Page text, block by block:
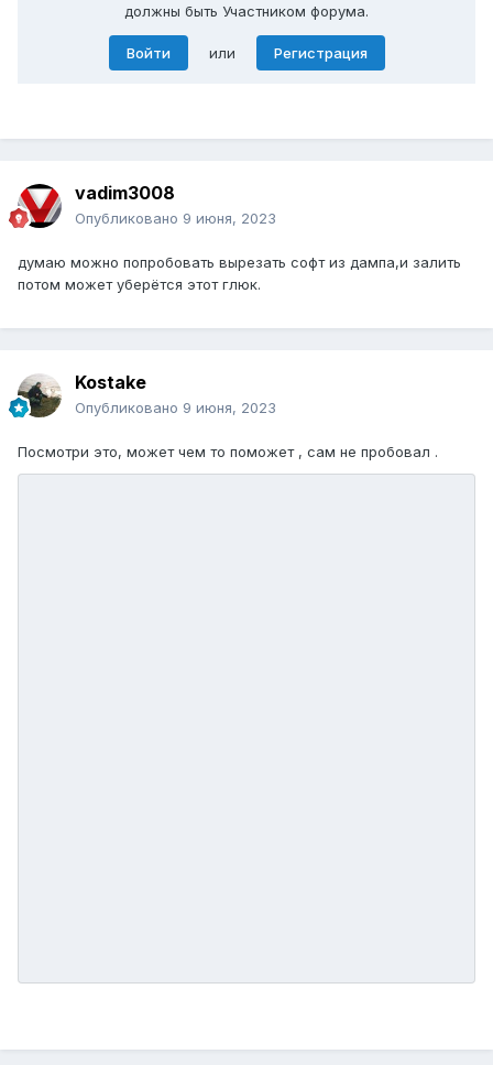
должны быть Участником форума.
Войти или Регистрация
vadim3008
Опубликовано 9 июня, 2023
думаю можно попробовать вырезать софт из дампа,и залить
потом может уберётся этот глюк.
Kostake
Опубликовано 9 июня, 2023
Посмотри это, может чем то поможет , сам не пробовал .